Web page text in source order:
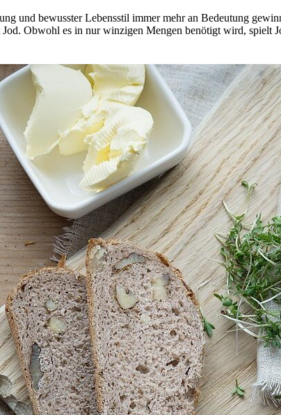
und bewusster Lebensstil immer mehr an Bedeutung
Jod. Obwohl es in nur winzigen Mengen benötigt wird,